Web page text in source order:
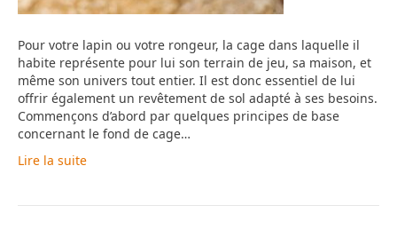
Pour votre lapin ou votre rongeur, la cage dans laquelle il
habite représente pour lui son terrain de jeu, sa maison, et
même son univers tout entier. Il est donc essentiel de lui
offrir également un revêtement de sol adapté à ses besoins.
Commençons d’abord par quelques principes de base
concernant le fond de cage…
Lire la suite